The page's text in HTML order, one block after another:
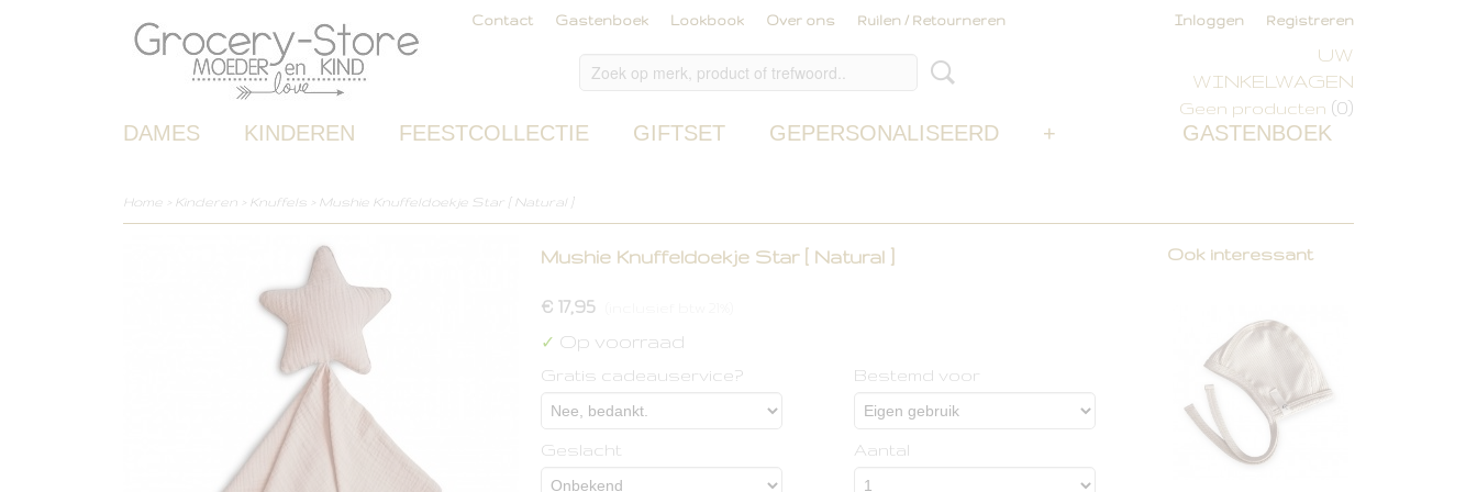
Contact Gastenboek Lookbook Over ons Ruilen / Retourneren Inloggen Registreren
UW
WINKELWAGEN
Geen producten (0)
GASTENBOEK
DAMES KINDEREN FEESTCOLLECTIE GIFTSET GEPERSONALISEERD +
Home > Kinderen > Knuffels > Mushie Knuffeldoekje Star [ Natural ]
Mushie Knuffeldoekje Star [ Natural ]
€ 17,95
✓ Op voorraad
Gratis cadeauservice? Bestemd voor
Geslacht Aantal
Ook interessant